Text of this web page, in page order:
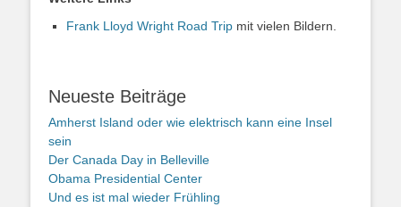
Frank Lloyd Wright Road Trip mit vielen Bildern.
Neueste Beiträge
Amherst Island oder wie elektrisch kann eine Insel
sein
Der Canada Day in Belleville
Obama Presidential Center
Und es ist mal wieder Frühling